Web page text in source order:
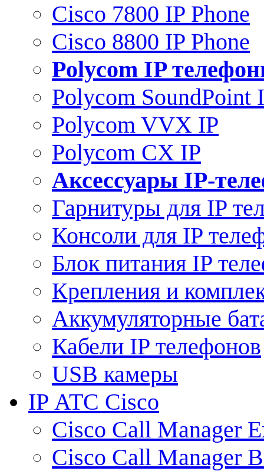
Cisco 7800 IP Phone
Cisco 8800 IP Phone
Polycom IP
Polycom SoundPoint
Polycom VVX IP
Polycom CX IP
Аксессуары IP-
Гарнитуры для IP
Консоли для IP
Блок питания IP
Крепления и
Аккумуляторные
Кабели IP телефонов
USB камеры
IP АТС Cisco
Cisco Call Manager
Cisco Call Manager